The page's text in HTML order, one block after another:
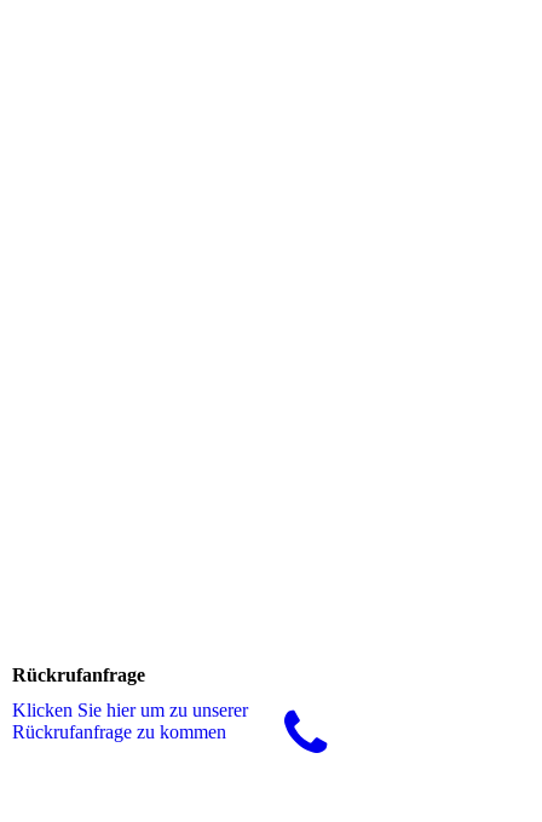
Rückrufanfrage
Klicken Sie hier um zu unserer
Rückrufanfrage zu kommen